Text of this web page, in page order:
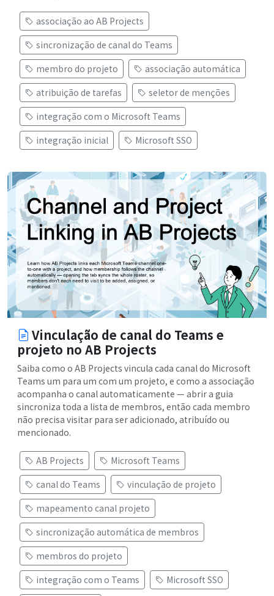
associação ao AB Projects
sincronização de canal do Teams
membro do projeto
associação automática
atribuição de tarefas
seletor de menções
integração com o Microsoft Teams
integração inicial
Microsoft SSO
Vinculação de canal do Teams e
projeto no AB Projects
Saiba como o AB Projects vincula cada canal do Microsoft
Teams um para um com um projeto, e como a associação
acompanha o canal automaticamente — abrir a guia
sincroniza toda a lista de membros, então cada membro
não precisa visitar para ser adicionado, atribuído ou
mencionado.
AB Projects
Microsoft Teams
canal do Teams
vinculação de projeto
mapeamento canal projeto
sincronização automática de membros
membros do projeto
integração com o Teams
Microsoft SSO